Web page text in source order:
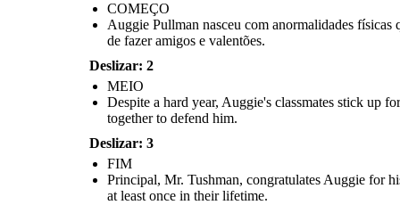
Principal, Mr. Tushman, congratulates Auggie for his
tremendous courage and perseverence. Auggie receives a
standing ovation. Auggie says everyone should get a
standing ovation at least once in their lifetime.
COMEÇO
Auggie Pullman nasceu com anormalidades físicas
de fazer amigos e valentões.
Deslizar: 2
MEIO
Despite a hard year, Auggie's classmates stick up
together to defend him.
Deslizar: 3
FIM
Principal, Mr. Tushman, congratulates Auggie for
at least once in their lifetime.